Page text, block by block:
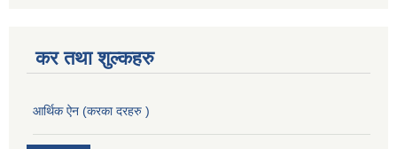
कर तथा शुल्कहरु
आर्थिक ऐन (करका दरहरु )